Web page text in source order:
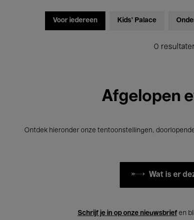
Voor iedereen Kids’ Palace
0
Afgelopen
Ontdek hieronder onze tentoonstellingen,
Wat is er
Schrijf je in op onze nieuwsbriefen